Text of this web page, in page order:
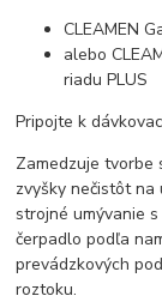
CLEAMEN
alebo
riadu PLUS
Pripojte k
Zamedzuje tvorbe
zvyšky nečistôt na
strojné umývanie
čerpadlo podľa
prevádzkových
roztoku.